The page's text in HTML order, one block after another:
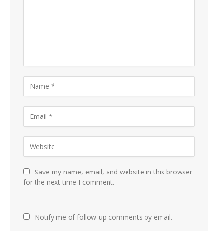
Save my name, email, and website in this browser
for the next time I comment.
Notify me of follow-up comments by email.